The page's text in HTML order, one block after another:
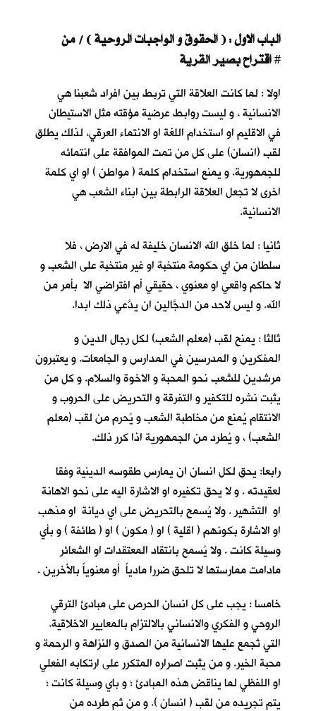
الباب الاول : ( الحقوق و الواجبات الروحية ) / من
#
اولا : لما كانت العلاقة التي تربط بين افراد شعبنا هي
الانسانية ، و ليست روابط عرضية مؤقته مثل الاستيطان
في الاقليم او استخدام اللغة او الانتماء العرقي، لذلك يطلق
لقب (انسان) على كل من تمت الموافقة على انتمائه
للجمهورية. و يمنع استخدام كلمة ( مواطن ) او اي كلمة
اخرى لا تجعل العلاقة الرابطة بين ابناء الشعب هي
الانسانية.
ثانيا : لما خلق الله الانسان خليفة له في الارض ، فلا
سلطان من اي حكومة منتخبة او غير منتخبة على الشعب و
لا حاكم واقعي او معنوي ، حقيقي أم افتراضي الا بأمر من
الله. و ليس لاحد من الدجَّالين ان يدَّعي ذلك ابدا.
ثالثا : يمنح لقب (معلم الشعب) لكل رجال الدين و
المفكرين و المدرسين في المدارس و الجامعات. و يعتبرون
مرشدين للشعب نحو المحبة و الاخوة والسلام. و كل من
يثبت نشره للتكفير و التفرقة و التحريض على الحروب و
الانتقام يُمنع من مخاطبة الشعب و يُحرم من لقب (معلم
الشعب) ، و يُطرد من الجمهورية اذا كرر ذلك.
رابعا: يحق لكل انسان ان يمارس طقوسه الدينية وفقا
لعقيدته . و لا يحق تكفيره او الاشارة اليه على نحو الاهانة
او التشهير . ولا يُسمح بالتحريض على اي ديانة او مذهب
او الاشارة بكونهم ( اقلية ) او ( مكون ) او ( طائفة ) و بأي
وسيلة كانت . ولا يُسمح بانتقاد المعتقدات او الشعائر
مادامت ممارستها لا تلحق ضررا مادياً أو معنوياً بالأخرين .
خامسا : يجب على كل انسان الحرص على مبادئ الترقي
الروحي و الفكري والانساني بالالتزام بالمعايير الاخلاقية.
التي تُجمع عليها الانسانية من الصدق و النزاهة و الرحمة و
محبة الخير. و من يثبت اصراره المتكرر على ارتكابه الفعلي
او اللفظي لما يناقض هذه المبادئ ؛ و باي وسيلة كانت ؛
يتم تجريده من لقب ( انسان ). و من ثم طرده من